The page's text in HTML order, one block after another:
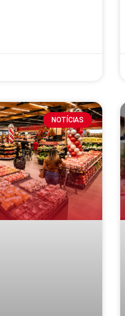
NOTÍCIAS